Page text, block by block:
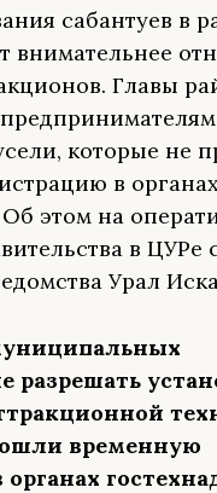
сабантуев в
внимательнее
Главы
предпринимателям
которые не
в
Об этом на
в ЦУРе
Урал
разрешать
временную